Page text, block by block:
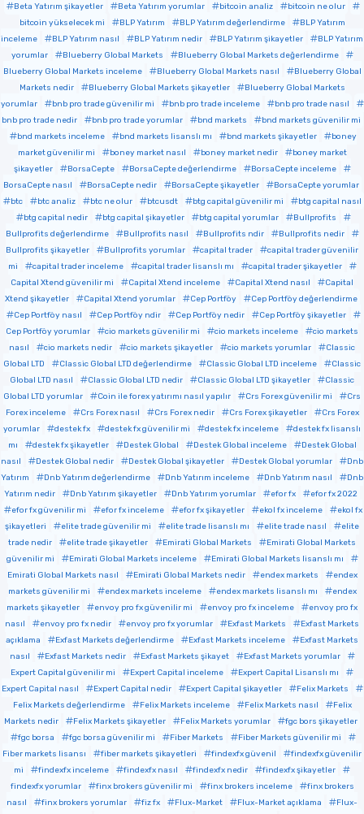
Beta Yatırım şikayetler
Beta Yatırım yorumlar bitcoin analiz
bitcoin ne olur
bitcoin yükselecek mi
BLP Yatırım BLP Yatırım değerlendirme
BLP Yatırım
inceleme
BLP Yatırım nasıl BLP Yatırım nedir BLP Yatırım şikayetler
BLP Yatırım
yorumlar
Blueberry Global Markets
Blueberry Global Markets değerlendirme
Blueberry Global Markets inceleme
Blueberry Global Markets nasıl
Blueberry Global
Markets nedir
Blueberry Global Markets şikayetler
Blueberry Global Markets
yorumlar
bnb pro trade güvenilir mi bnb pro trade inceleme
bnb pro trade nasıl
bnb pro trade nedir
bnb pro trade yorumlar bnd markets
bnd markets güvenilir mi
bnd markets inceleme
bnd markets lisanslı mı bnd markets şikayetler
boney
market güvenilir mi
boney market nasıl boney market nedir
boney market
şikayetler
BorsaCepte BorsaCepte değerlendirme
BorsaCepte inceleme
BorsaCepte nasıl
BorsaCepte nedir BorsaCepte şikayetler
BorsaCepte yorumlar
btc
btc analiz btc ne olur btcusdt btg capital güvenilir mi
btg capital nasıl
btg capital nedir
btg capital şikayetler btg capital yorumlar
Bullprofits
Bullprofits değerlendirme
Bullprofits nasıl Bullprofits ndir
Bullprofits nedir
Bullprofits şikayetler
Bullprofits yorumlar capital trader
capital trader güvenilir
mi
capital trader inceleme capital trader lisanslı mı
capital trader şikayetler
Capital Xtend güvenilir mi
Capital Xtend inceleme Capital Xtend nasıl
Capital
Xtend şikayetler
Capital Xtend yorumlar Cep Portföy
Cep Portföy değerlendirme
Cep Portföy nasıl
Cep Portföy ndir Cep Portföy nedir
Cep Portföy şikayetler
Cep Portföy yorumlar
cio markets güvenilir mi cio markets inceleme
cio markets
nasıl
cio markets nedir cio markets şikayetler cio markets yorumlar
Classic
Global LTD
Classic Global LTD değerlendirme Classic Global LTD inceleme
Classic
Global LTD nasıl
Classic Global LTD nedir Classic Global LTD şikayetler
Classic
Global LTD yorumlar
Coin ile forex yatırımı nasıl yapılır Crs Forex güvenilir mi
Crs
Forex inceleme
Crs Forex nasıl Crs Forex nedir Crs Forex şikayetler
Crs Forex
yorumlar
destek fx destek fx güvenilir mi destek fx inceleme
destek fx lisanslı
mı
destek fx şikayetler Destek Global Destek Global inceleme
Destek Global
nasıl
Destek Global nedir Destek Global şikayetler Destek Global yorumlar
Dnb
Yatırım
Dnb Yatırım değerlendirme Dnb Yatırım inceleme Dnb Yatırım nasıl
Dnb
Yatırım nedir
Dnb Yatırım şikayetler Dnb Yatırım yorumlar efor fx
efor fx 2022
efor fx güvenilir mi
efor fx inceleme efor fx şikayetler ekol fx inceleme
ekol fx
şikayetleri
elite trade güvenilir mi elite trade lisanslı mı elite trade nasıl
elite
trade nedir
elite trade şikayetler Emirati Global Markets
Emirati Global Markets
güvenilir mi
Emirati Global Markets inceleme
Emirati Global Markets lisanslı mı
Emirati Global Markets nasıl
Emirati Global Markets nedir endex markets
endex
markets güvenilir mi
endex markets inceleme endex markets lisanslı mı
endex
markets şikayetler
envoy pro fx güvenilir mi envoy pro fx inceleme
envoy pro fx
nasıl
envoy pro fx nedir envoy pro fx yorumlar Exfast Markets
Exfast Markets
açıklama
Exfast Markets değerlendirme Exfast Markets inceleme
Exfast Markets
nasıl
Exfast Markets nedir Exfast Markets şikayet
Exfast Markets yorumlar
Expert Capital güvenilir mi
Expert Capital inceleme
Expert Capital Lisanslı mı
Expert Capital nasıl
Expert Capital nedir Expert Capital şikayetler
Felix Markets
Felix Markets değerlendirme
Felix Markets inceleme Felix Markets nasıl
Felix
Markets nedir
Felix Markets şikayetler Felix Markets yorumlar
fgc bors şikayetler
fgc borsa
fgc borsa güvenilir mi Fiber Markets
Fiber Markets güvenilir mi
Fiber markets lisansı
fiber markets şikayetleri findexfx güvenil
findexfx güvenilir
mi
findexfx inceleme findexfx nasıl findexfx nedir
findexfx şikayetler
findexfx yorumlar
finx brokers güvenilir mi finx brokers inceleme
finx brokers
nasıl
finx brokers yorumlar fiz fx Flux-Market Flux-Market açıklama
Flux-